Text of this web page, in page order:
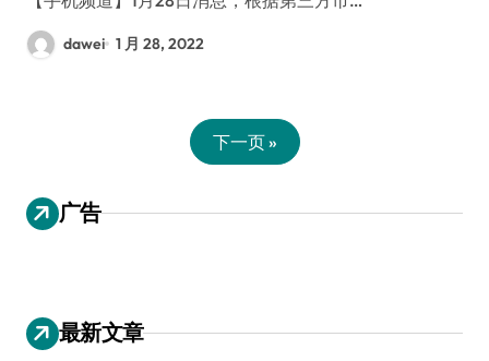
dawei 1 月 28, 2022
下一页 »
广告
最新文章